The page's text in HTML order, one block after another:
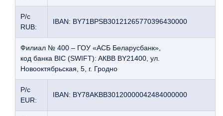
Р/с
RUB:
IBAN: BY71BPSB30121265770396430000
Филиал № 400 – ГОУ «АСБ Беларусбанк»,
код банка BIC (SWIFT): AКBB BY21400, ул.
Новооктябрьская, 5, г. Гродно
Р/с
EUR:
IBAN: BY78AKBB30120000042484000000